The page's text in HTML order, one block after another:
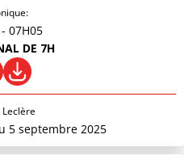
- 07H05
DE 7H
Leclère
5 septembre 2025